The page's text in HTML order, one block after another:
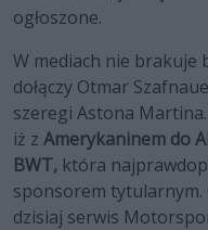
ogłoszone.
W mediach nie brakuje
dołączy Otmar
szeregi Astona
iż z Amerykaninem do
BWT, która
sponsorem tytularnym.
dzisiaj serwis